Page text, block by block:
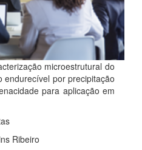
microestrutural do
endurecível por precipitação
para aplicação em
Ribeiro